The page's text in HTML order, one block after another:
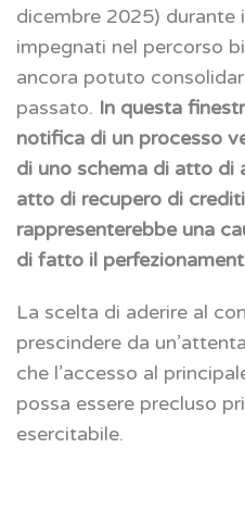
dicembre 2025) durante
impegnati nel percorso
ancora potuto
passato. In questa
notifica di un processo
di uno schema di atto di
atto di recupero di
rappresenterebbe una
di fatto il
La scelta di aderire al
prescindere da
che l’accesso al
possa essere precluso
esercitabile.